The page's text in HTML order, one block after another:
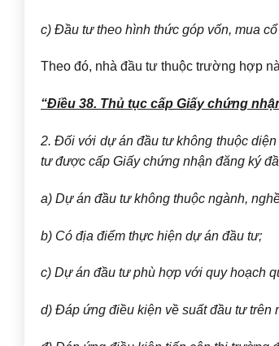
c) Đầu tư theo hình thức góp vốn, mua
Theo đó, nhà đầu tư thuộc trường hợp
“Điều 38. Thủ tục cấp Giấy chứng
2. Đối với dự án đầu tư không thuộc
tư được cấp Giấy chứng nhận đăng ký
a) Dự án đầu tư không thuộc ngành,
b) Có địa điểm thực hiện dự án đầu tư;
c) Dự án đầu tư phù hợp với quy hoạch
d) Đáp ứng điều kiện về suất đầu tư trên